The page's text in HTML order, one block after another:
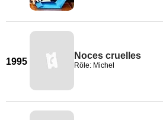
1995
Noces cruelles
Rôle: Michel